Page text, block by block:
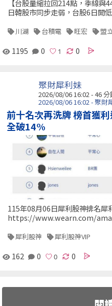
【台股量縮拉回214點，季線
日韓股市同步走弱，台股6日開
川湖 台積電 旺宏 盟
1195 0 0
聚財犀利妹
2026/08/06 16:02 -46 分
2026/08/06 16:02 - 聚財
前十名次再洗牌 榜首獲
全破14%
115年08月06日犀利股神排名犀
https://www.wearn.com/
犀利股神 犀利股神VIP
162 0 0